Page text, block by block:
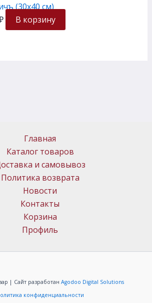
(30х40 см)
В корзину
Главная
Каталог товаров
и самовывоз
Политика возврата
Новости
Контакты
Корзина
Профиль
| Сайт разработан Agodoo Digital Solutions
конфиденциальности